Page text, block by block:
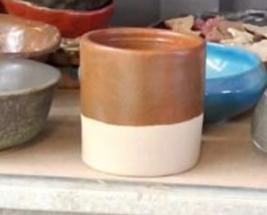
TÖPFERN IN DER
FREIZEITWERKSTATT AARAU
In der
offenen Keramikwerkstatt der
Freizeitwerkstatt Aarau
entstehen keine
vorgegebenen Werke, sondern eigene
Ideen aus Ton. Nach Anmeldung arbeiten
die Teilnehmenden selbstständig und
werden dabei von einer Keramikerin
begleitet.
Wir haben die Werkstatt besucht und uns
selbst an der Arbeit mit Ton versucht. In